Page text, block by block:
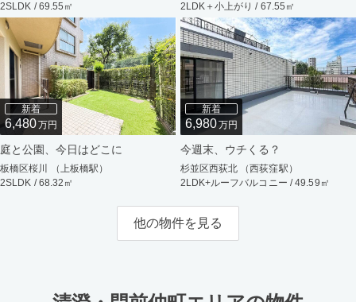
2SLDK / 69.55㎡
2LDK＋小上がり / 67.55㎡
新着
6,480万円
庭と公園、今日はどこに
板橋区桜川 （上板橋駅）
2SLDK / 68.32㎡
新着
6,980万円
今週末、ウチくる？
杉並区西荻北 （西荻窪駅）
2LDK+ルーフバルコニー / 49.59㎡
他の物件を見る